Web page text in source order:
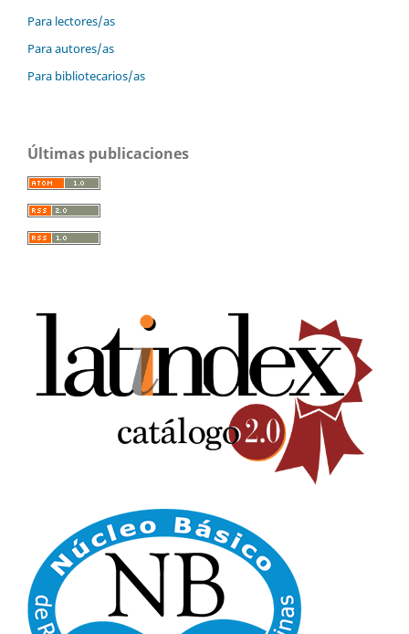
Para lectores/as
Para autores/as
Para bibliotecarios/as
Últimas publicaciones